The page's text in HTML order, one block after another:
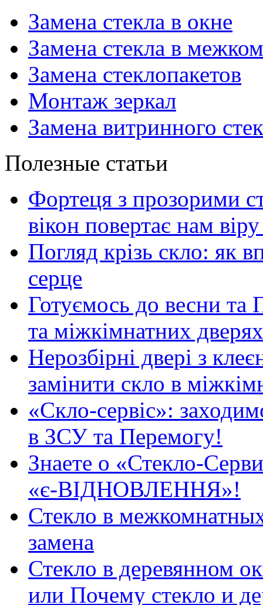
Замена стекла в окне
Замена стекла в
Замена стеклопакетов
Монтаж зеркал
Замена витринного
Полезные статьи
Фортеця з прозорими
вікон повертає нам віру
Погляд крізь скло: як
серце
Готуємось до весни та
та міжкімнатних
Нерозбірні двері з
замінити скло в
«Скло-сервіс»:
в ЗСУ та Перемогу!
Знаете о «Стекло-
«є-ВІДНОВЛЕННЯ»!
Стекло в
замена
Стекло в деревянном
или Почему стекло и